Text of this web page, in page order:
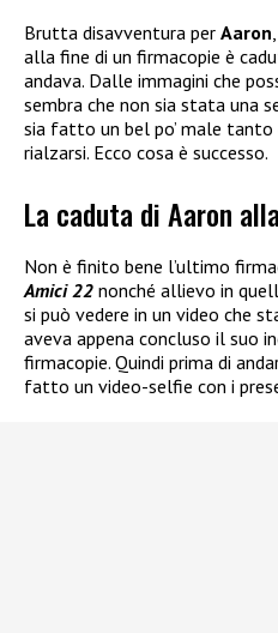
Brutta disavventura per Aaron
alla fine di un firmacopie è
andava. Dalle immagini che
sembra che non sia stata una
sia fatto un bel po’ male tanto
rialzarsi. Ecco cosa è successo.
La caduta di Aaron
Non è finito bene l’ultimo
Amici 22 nonché allievo in
si può vedere in un video che
aveva appena concluso il suo
firmacopie. Quindi prima di
fatto un video-selfie con i